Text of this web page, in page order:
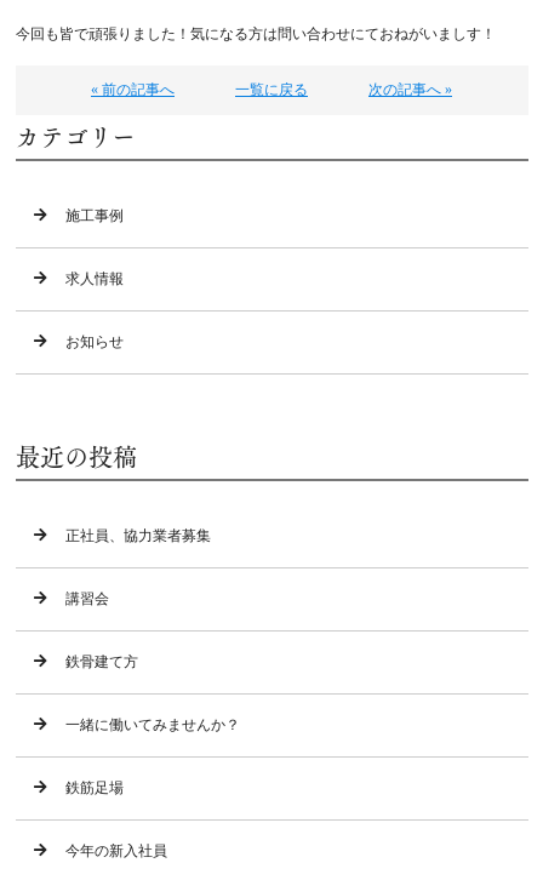
今回も皆で頑張りました！気になる方は問い合わせにておねがいましす！
« 前の記事へ 一覧に戻る 次の記事へ »
カテゴリー
施工事例
求人情報
お知らせ
最近の投稿
正社員、協力業者募集
講習会
鉄骨建て方
一緒に働いてみませんか？
鉄筋足場
今年の新入社員